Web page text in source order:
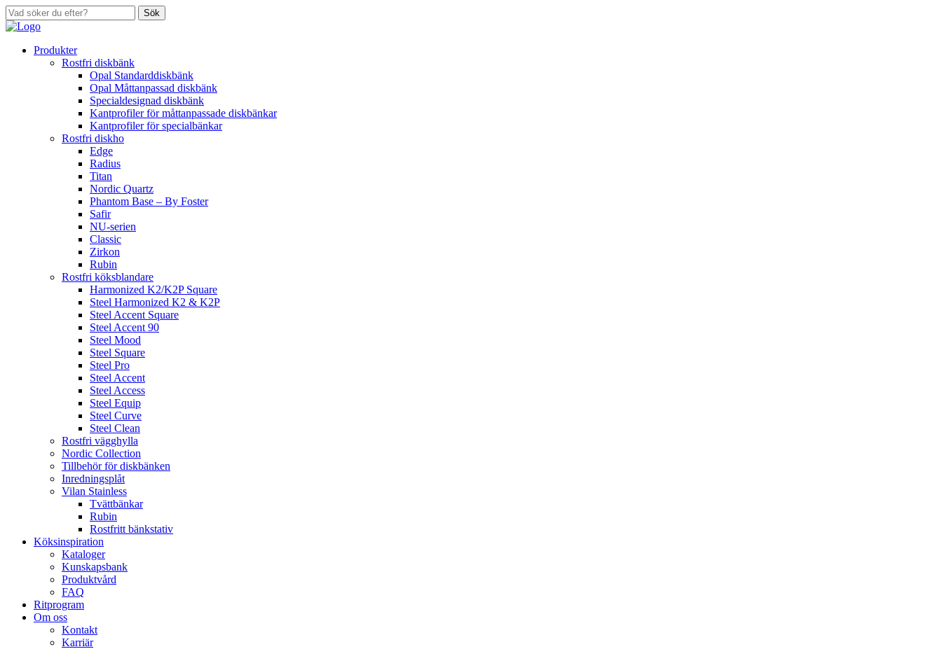
Sök
Produkter
Rostfri diskbänk
Opal Standarddiskbänk
Opal Måttanpassad diskbänk
Specialdesignad diskbänk
Kantprofiler för måttanpassade diskbänkar
Kantprofiler för specialbänkar
Rostfri diskho
Edge
Radius
Titan
Nordic Quartz
Phantom Base – By Foster
Safir
NU-serien
Classic
Zirkon
Rubin
Rostfri köksblandare
Harmonized K2/K2P Square
Steel Harmonized K2 & K2P
Steel Accent Square
Steel Accent 90
Steel Mood
Steel Square
Steel Pro
Steel Accent
Steel Access
Steel Equip
Steel Curve
Steel Clean
Rostfri vägghylla
Nordic Collection
Tillbehör för diskbänken
Inredningsplåt
Vilan Stainless
Tvättbänkar
Rubin
Rostfritt bänkstativ
Köksinspiration
Kataloger
Kunskapsbank
Produktvård
FAQ
Ritprogram
Om oss
Kontakt
Karriär